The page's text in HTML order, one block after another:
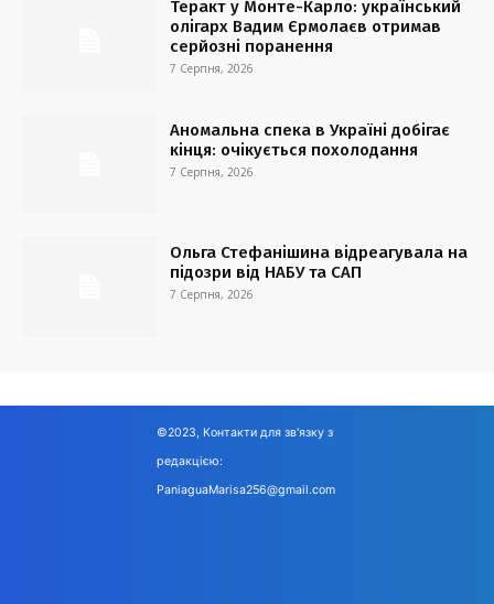
Теракт у Монте-Карло: український
олігарх Вадим Єрмолаєв отримав
серйозні поранення
7 Серпня, 2026
Аномальна спека в Україні добігає
кінця: очікується похолодання
7 Серпня, 2026
Ольга Стефанішина відреагувала на
підозри від НАБУ та САП
7 Серпня, 2026
©2023, Контакти для зв'язку з
редакцією:
PaniaguaMarisa256@gmail.com